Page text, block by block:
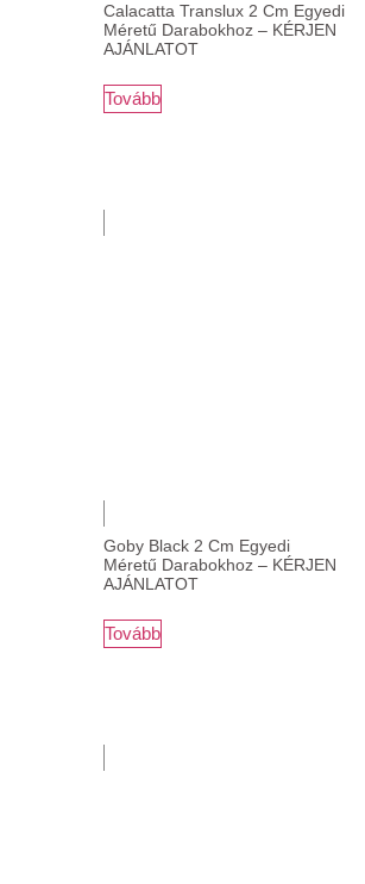
Calacatta Translux 2 Cm Egyedi
Méretű Darabokhoz – KÉRJEN
AJÁNLATOT
Tovább
Goby Black 2 Cm Egyedi
Méretű Darabokhoz – KÉRJEN
AJÁNLATOT
Tovább